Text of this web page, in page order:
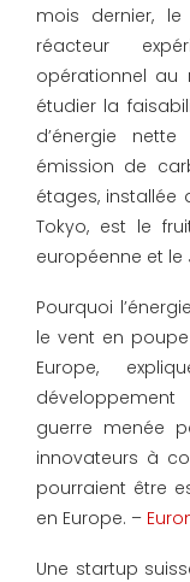
mois dernier,
réacteur
opérationnel au
étudier la
d’énergie
émission de
étages, installée
Tokyo, est le
européenne et le
Pourquoi
le vent en poupe
Europe,
guerre menée
innovateurs à
pourraient être
en Europe. –
Une startup